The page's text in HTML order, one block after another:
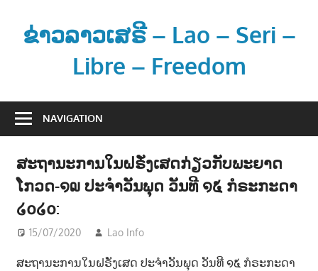
contentຂ່າວລາວເສຣີ – Lao – Seri –
Libre – Freedom
າ
ລ
ະ
ຂໍ້
ນ
ຂ່
NAVIGATION
ສະຖານະການໃນຝຣັ່ງເສດກ່ຽວກັບພະຍາດ
ໂກວດ-໑໙ ປະຈຳວັນພຸດ ວັນທີ ໑໕ ກໍຣະກະດາ
໒໐໒໐:
15/07/2020 Lao Info
ສະຖານະການໃນຝຣັ່ງເສດ ປະຈຳວັນພຸດ ວັນທີ ໑໕ ກໍຣະກະດາ